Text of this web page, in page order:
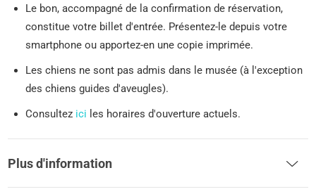
Le bon, accompagné de la confirmation de réservation,
constitue votre billet d'entrée. Présentez-le depuis votre
smartphone ou apportez-en une copie imprimée.
Les chiens ne sont pas admis dans le musée (à l'exception
des chiens guides d'aveugles).
Consultez ici les horaires d'ouverture actuels.
Plus d'information